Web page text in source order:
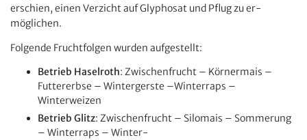
erschien, einen Verzicht auf Glyphosat und Pflug zu er-
möglichen.
Folgende Fruchtfolgen wurden aufgestellt:
Betrieb Haselroth: Zwischenfrucht – Körnermais –
Futtererbse – Wintergerste –Winterraps –
Winterweizen
Betrieb Glitz: Zwischenfrucht – Silomais – Sommerung
– Winterraps – Winter-